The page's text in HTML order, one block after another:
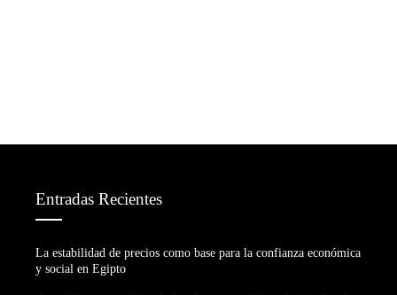
Entradas Recientes
La estabilidad de precios como base para la confianza económica
y social en Egipto